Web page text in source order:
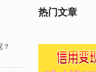
？
热门文章